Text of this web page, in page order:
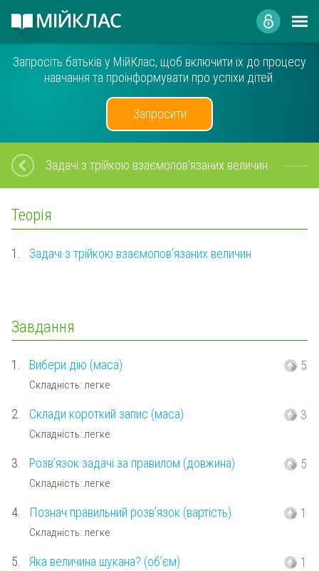
Запросіть батьків у МійКлас, щоб включити їх до процесу
навчання та проінформувати про успіхи дітей.
Запросити
Задачі з трійкою взаємопов'язаних величин
Теорія
1. Задачі з трійкою взаємопов’язаних величин
Завдання
1. Вибери дію (маса)
Складність: легке
5
2. Склади короткий запис (маса)
Складність: легке
3
3. Розв’язок задачі за правилом (довжина)
Складність: легке
5
4. Познач правильний розв’язок (вартість)
Складність: легке
1
5. Яка величина шукана? (об’єм) 1